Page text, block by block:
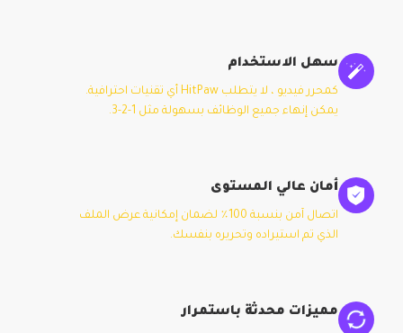
سهل الاستخدام
كمحرر فيديو ، لا يتطلب HitPaw أي تقنيات احترافية.
يمكن إنهاء جميع الوظائف بسهولة مثل 1-2-3.
أمان عالي المستوى
اتصال آمن بنسبة 100٪ لضمان إمكانية عرض الملف
الذي تم استيراده وتحريره بنفسك.
مميزات محدثة باستمرار